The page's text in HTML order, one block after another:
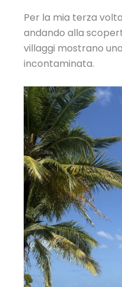
Per la mia terza
andando alla
villaggi mostrano
incontaminata.